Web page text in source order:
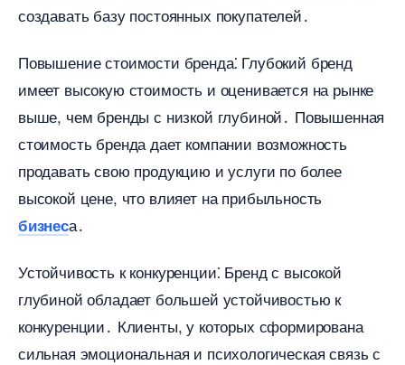
создавать базу постоянных покупателей․
Повышение стоимости бренда⁚ Глубокий бренд
имеет высокую стоимость и оценивается на рынке
ыше, чем бренды с низкой глубиной․ Повышенная
стоимость бренда дает компании возможность
продавать свою продукцию и услуги по более
ысокой цене, что влияет на прибыльность
изнеса․
Устойчивость к конкуренции⁚ Бренд с высокой
лубиной обладает большей устойчивостью к
конкуренции․ Клиенты, у которых сформирована
сильная эмоциональная и психологическая связь с